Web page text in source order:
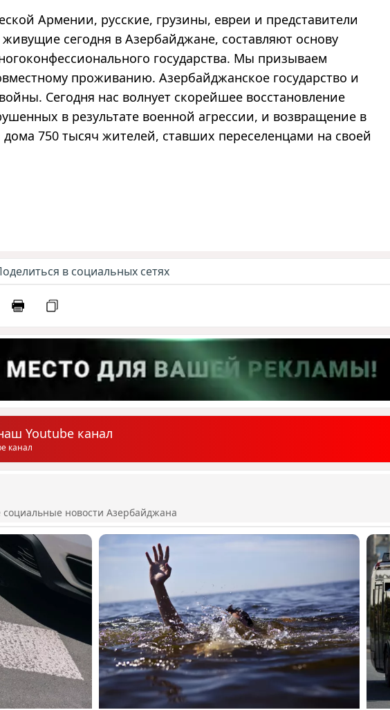
Армении, русские, грузины, евреи и представители
сегодня в Азербайджане, составляют основу
государства. Мы призываем
проживанию. Азербайджанское государство и
Сегодня нас волнует скорейшее восстановление
в результате военной агрессии, и возвращение в
750 тысяч жителей, ставших переселенцами на своей
в социальных сетях
Youtube канал
канал
новости Азербайджана